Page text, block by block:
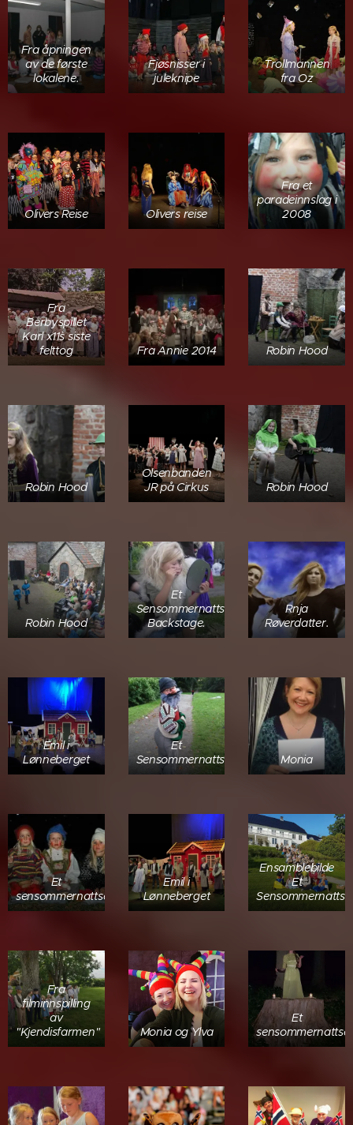
Fra åpningen
av de første
lokalene.
Fjøsnisser i
juleknipe
Trollmannen
fra Oz
Olivers Reise Olivers reise
Fra et
paradeinnslag i
2008
Fra
Berbyspillet
Karl x11`s siste
felttog
Fra Annie 2014 Robin Hood
Robin Hood
Olsenbanden
JR på Cirkus
Robin Hood
Robin Hood
Et
Sensommernattseventyr.
Backstage.
Rnja
Røverdatter.
Emil i
Lønneberget
Et
Sensommernattseventyr.
Monia
Et
sensommernattseventyr
Emil i
Lønneberget
Ensamblebilde
Et
Fra
filminnspilling
av
"Kjendisfarmen"
Monia og Ylva
Et